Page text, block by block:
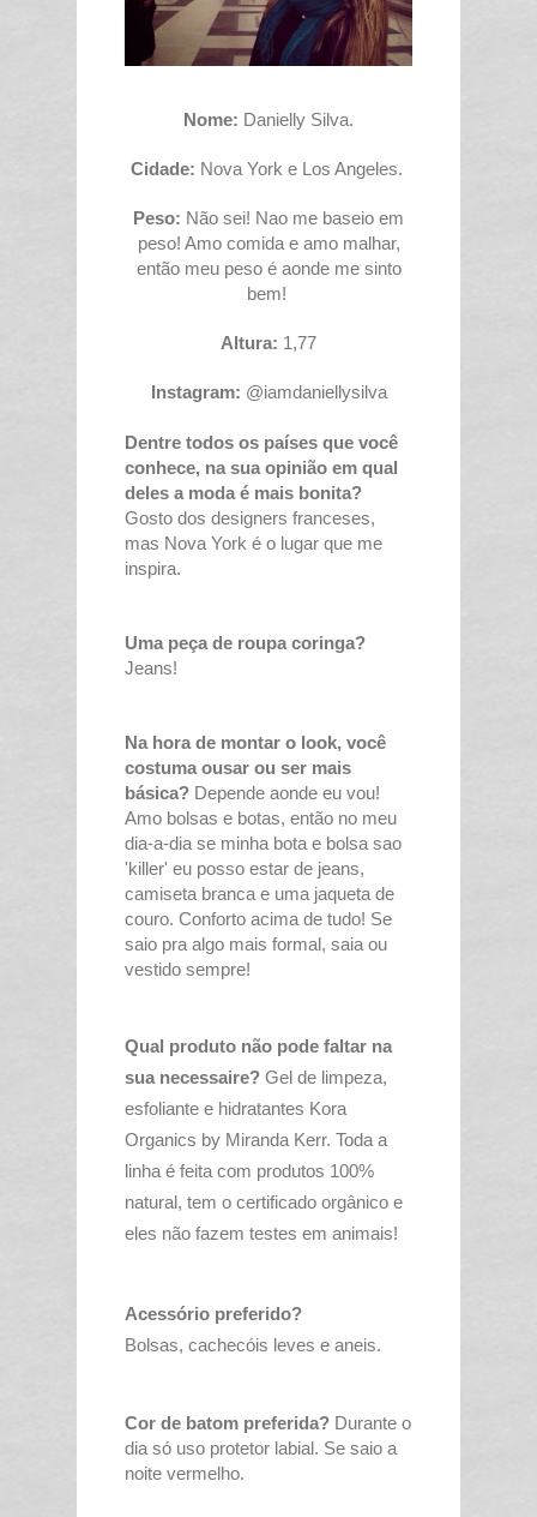
Nome: Danielly Silva.
Cidade: Nova York e Los Angeles.
Peso: Não sei! Nao me baseio em
peso! Amo comida e amo malhar,
então meu peso é aonde me sinto
bem!
Altura: 1,77
Instagram: @iamdaniellysilva
Dentre todos os países que você
conhece, na sua opinião em qual
deles a moda é mais bonita?
Gosto dos designers franceses,
mas Nova York é o lugar que me
inspira.
Uma peça de roupa coringa?
Jeans!
Na hora de montar o look, você
costuma ousar ou ser mais
básica? Depende aonde eu vou!
Amo bolsas e botas, então no meu
dia-a-dia se minha bota e bolsa sao
'killer' eu posso estar de jeans,
camiseta branca e uma jaqueta de
couro. Conforto acima de tudo! Se
saio pra algo mais formal, saia ou
vestido sempre!
Qual produto não pode faltar na
sua necessaire? Gel de limpeza,
esfoliante e hidratantes Kora
Organics by Miranda Kerr. Toda a
linha é feita com produtos 100%
natural, tem o certificado orgânico e
eles não fazem testes em animais!
Acessório preferido?
Bolsas, cachecóis leves e aneis.
Cor de batom preferida? Durante o
dia só uso protetor labial. Se saio a
noite vermelho.